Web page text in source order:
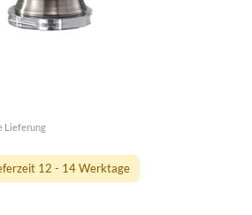
Lieferung
12 - 14 Werktage